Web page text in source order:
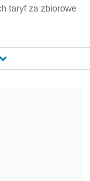
taryf za zbiorowe